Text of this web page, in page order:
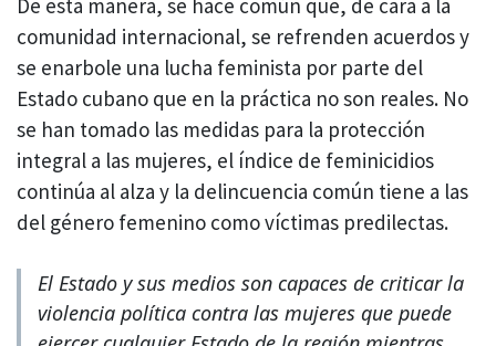
comunidad internacional, se refrenden acuerdos y
se enarbole una lucha feminista por parte del
Estado cubano que en la práctica no son reales. No
se han tomado las medidas para la protección
integral a las mujeres, el índice de feminicidios
continúa al alza y la delincuencia común tiene a las
del género femenino como víctimas predilectas.
El Estado y sus medios son capaces de criticar la
violencia política contra las mujeres que puede